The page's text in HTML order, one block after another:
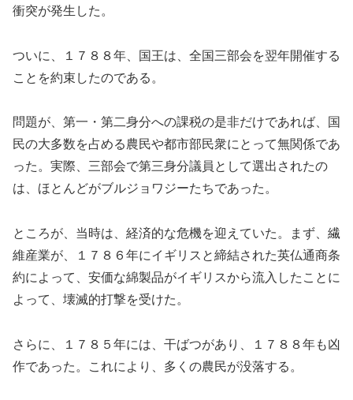
衝突が発生した。
ついに、１７８８年、国王は、全国三部会を翌年開催する
ことを約束したのである。
問題が、第一・第二身分への課税の是非だけであれば、国
民の大多数を占める農民や都市部民衆にとって無関係であ
った。実際、三部会で第三身分議員として選出されたの
は、ほとんどがブルジョワジーたちであった。
ところが、当時は、経済的な危機を迎えていた。まず、繊
維産業が、１７８６年にイギリスと締結された英仏通商条
約によって、安価な綿製品がイギリスから流入したことに
よって、壊滅的打撃を受けた。
さらに、１７８５年には、干ばつがあり、１７８８年も凶
作であった。これにより、多くの農民が没落する。